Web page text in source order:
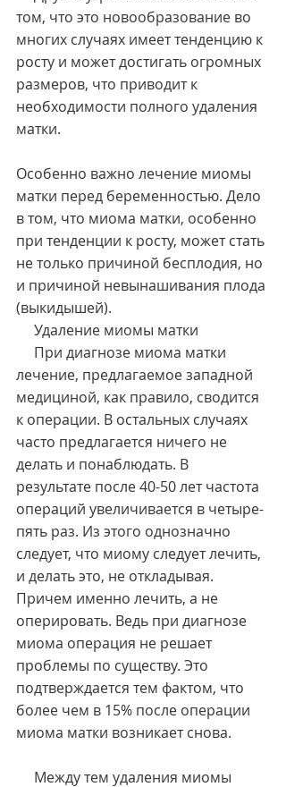
том, что это новообразование во
многих случаях имеет тенденцию к
росту и может достигать огромных
размеров, что приводит к
необходимости полного удаления
матки.
Особенно важно лечение миомы
матки перед беременностью. Дело
в том, что миома матки, особенно
при тенденции к росту, может стать
не только причиной бесплодия, но
и причиной невынашивания плода
(выкидышей).
     Удаление миомы матки
лечение, предлагаемое западной
медициной, как правило, сводится
к операции. В остальных случаях
часто предлагается ничего не
делать и понаблюдать. В
результате после 40-50 лет частота
операций увеличивается в четыре-
пять раз. Из этого однозначно
следует, что миому следует лечить,
и делать это, не откладывая.
Причем именно лечить, а не
оперировать. Ведь при диагнозе
миома операция не решает
проблемы по существу. Это
подтверждается тем фактом, что
более чем в 15% после операции
миома матки возникает снова.